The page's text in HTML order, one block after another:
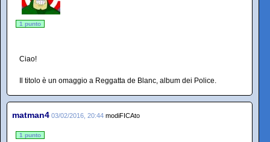
1 punto
Ciao!
Il titolo è un omaggio a Reggatta de Blanc, album dei Police.
matman4 03/02/2016, 20:44 modiFICAto
1 punto